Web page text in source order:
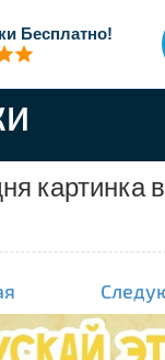
Бесплатно!
картинка